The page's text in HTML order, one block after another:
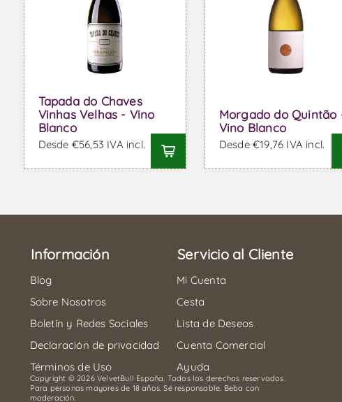
Tapada do Chaves
Vinhas Velhas - Vino
Blanco
Desde €56,53 IVA incl.
Morgado do Quintão
Vino Blanco
Desde €19,76 IVA incl.
Información
Blog
Sobre Nosotros
Boletín y Redes Sociales
Declaración de privacidad
Términos de Uso
Servicio al Cliente
Mi Cuenta
Cesta
Lista de Deseos
Cuenta Comercial
Ayuda
Copyright © 2026 VelvetBull España. Todos los derechos reservados.
Para personas mayores de 18 años. Sé responsable. Beba con
moderación.